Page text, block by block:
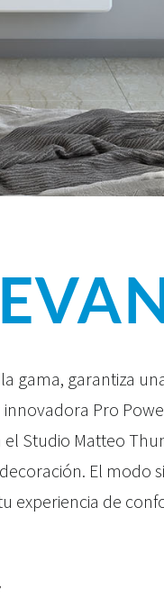
gama, garantiza
Pro
Studio Matteo
El modo
experiencia de